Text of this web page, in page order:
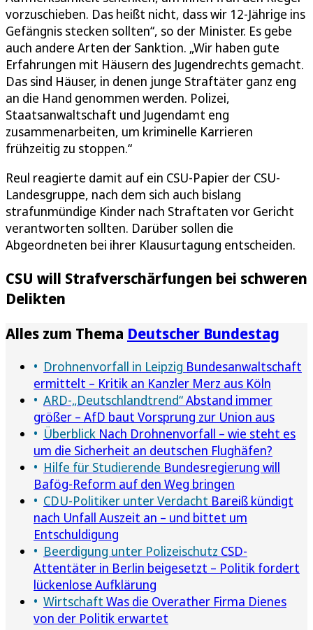
vorzuschieben. Das heißt nicht, dass wir 12-Jährige ins
Gefängnis stecken sollten“, so der Minister. Es gebe
auch andere Arten der Sanktion. „Wir haben gute
Erfahrungen mit Häusern des Jugendrechts gemacht.
Das sind Häuser, in denen junge Straftäter ganz eng
an die Hand genommen werden. Polizei,
Staatsanwaltschaft und Jugendamt eng
zusammenarbeiten, um kriminelle Karrieren
frühzeitig zu stoppen.“
Reul reagierte damit auf ein CSU-Papier der CSU-
Landesgruppe, nach dem sich auch bislang
strafunmündige Kinder nach Straftaten vor Gericht
verantworten sollten. Darüber sollen die
Abgeordneten bei ihrer Klausurtagung entscheiden.
CSU will Strafverschärfungen bei schweren
Delikten
Alles zum Thema Deutscher Bundestag
Drohnenvorfall in Leipzig Bundesanwaltschaft
ermittelt – Kritik an Kanzler Merz aus Köln
ARD-„Deutschlandtrend“Abstand immer
größer – AfD baut Vorsprung zur Union aus
Überblick Nach Drohnenvorfall – wie steht es
um die Sicherheit an deutschen Flughäfen?
Hilfe für Studierende Bundesregierung will
Bafög-Reform auf den Weg bringen
CDU-Politiker unter Verdacht Bareiß kündigt
nach Unfall Auszeit an – und bittet um
Entschuldigung
Beerdigung unter Polizeischutz CSD-
Attentäter in Berlin beigesetzt – Politik fordert
lückenlose Aufklärung
Wirtschaft Was die Overather Firma Dienes
von der Politik erwartet